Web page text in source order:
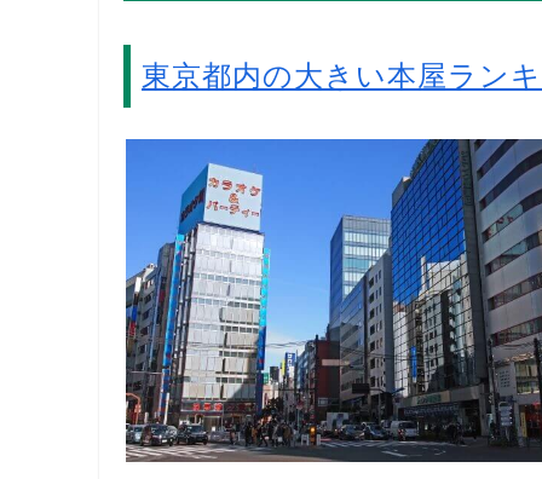
東京都内の大きい本屋ラン